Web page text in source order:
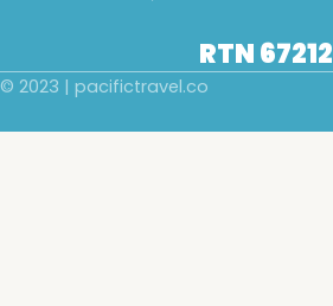
RTN 67212
© 2023 | pacifictravel.co